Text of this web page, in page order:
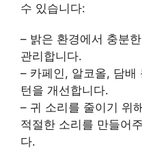
수 있습니다:
– 밝은 환경에서 충분
관리합니다.
– 카페인, 알코올, 담배
턴을 개선합니다.
– 귀 소리를 줄이기 위
적절한 소리를 만들어
다.